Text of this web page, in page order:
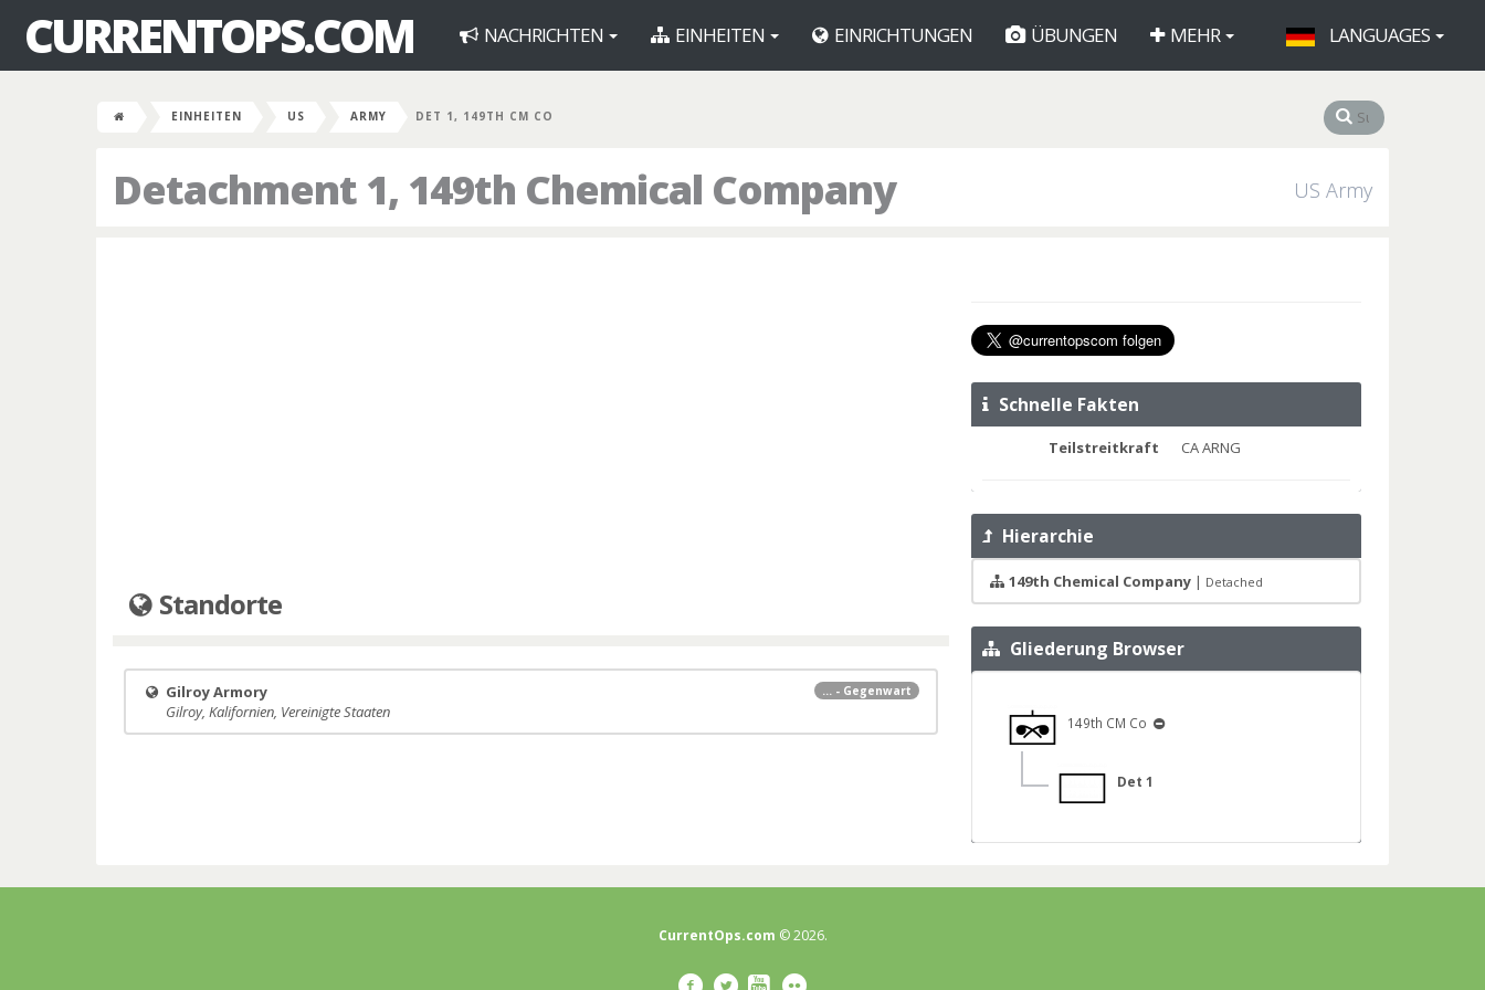
CURRENTOPS.COM NACHRICHTEN EINHEITEN EINRICHTUNGEN ÜBUNGEN MEHR LANGUAGES
EINHEITEN US ARMY DET 1, 149TH CM CO
Detachment 1, 149th Chemical Company US Army
Standorte
... - Gegenwart
Gilroy Armory
Gilroy, Kalifornien, Vereinigte Staaten
Schnelle Fakten
Teilstreitkraft CA ARNG
Hierarchie
149th Chemical Company| Detached
Gliederung Browser
149th CM Co
Det 1
CurrentOps.com © 2026.